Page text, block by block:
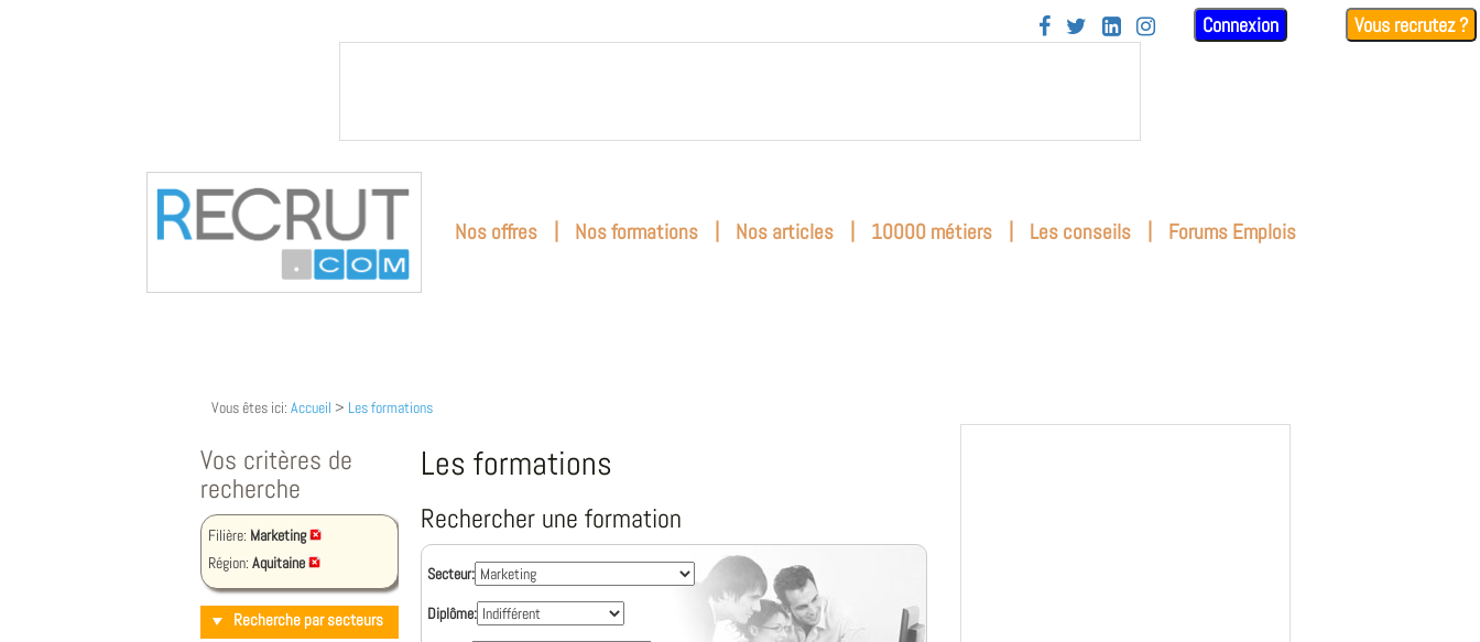
    Connexion Vous recrutez ?
Nos offres | Nos formations | Nos articles | 10000 métiers | Les conseils | Forums Emplois
Vous êtes ici: Accueil > Les formations
Vos critères de
recherche
Filière: Marketing
Région: Aquitaine
Recherche par secteurs
Les formations
Rechercher une formation
Secteur:
Diplôme: